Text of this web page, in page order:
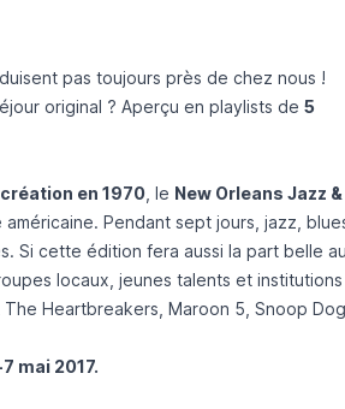
pas toujours près de chez nous !
original ? Aperçu en playlists de 5
création en 1970 , le New Orleans Jazz &
Pendant sept jours, jazz,
Si cette édition fera aussi la part belle
locaux, jeunes talents et institutions
Heartbreakers, Maroon 5, Snoop
mai 2017.